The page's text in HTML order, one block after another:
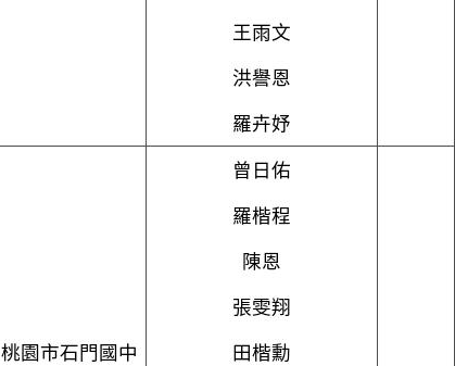
王雨文
洪譽恩
羅卉妤
桃園市石門國中
曾日佑
羅楷程
陳恩
張雯翔
田楷勳